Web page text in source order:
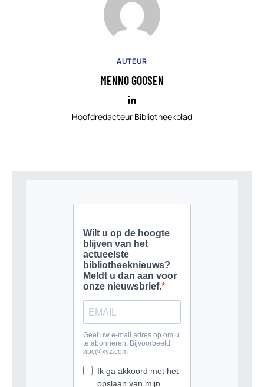
AUTEUR
MENNO GOOSEN
Hoofdredacteur Bibliotheekblad